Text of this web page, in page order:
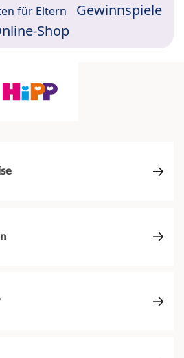
für Eltern
Gewinnspiele
Shop